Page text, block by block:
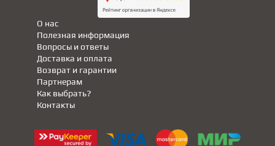
Полезная информация
Партнерам
Вопросы и ответы
Доставка и оплата
Возврат и гарантии
Как выбрать?
О нас
Контакты